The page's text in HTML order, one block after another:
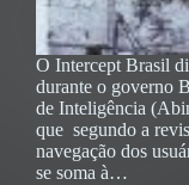
O Intercept Brasil
durante o governo
de Inteligência
que segundo a
navegação dos
se soma à…